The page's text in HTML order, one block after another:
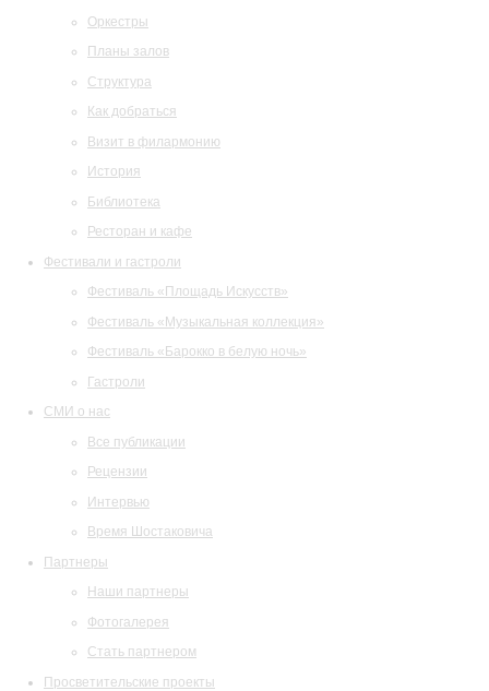
Оркестры
Планы залов
Структура
Как добраться
Визит в филармонию
История
Библиотека
Ресторан и кафе
Фестивали и гастроли
Фестиваль «Площадь Искусств»
Фестиваль «Музыкальная коллекция»
Фестиваль «Барокко в белую ночь»
Гастроли
СМИ о нас
Все публикации
Рецензии
Интервью
Время Шостаковича
Партнеры
Наши партнеры
Фотогалерея
Стать партнером
Просветительские проекты